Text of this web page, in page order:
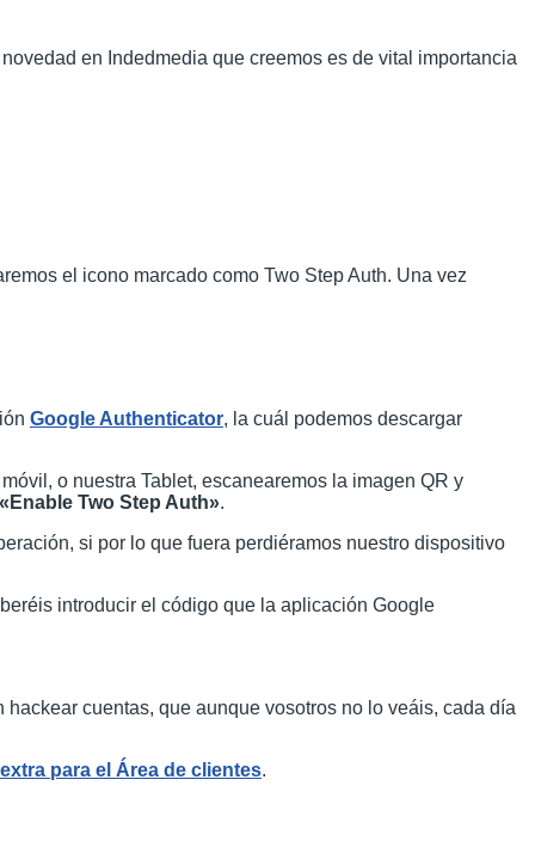
en Indedmedia que creemos es de vital importancia
el icono marcado como Two Step Auth. Una vez
Google Authenticator, la cuál podemos descargar
o nuestra Tablet, escanearemos la imagen QR y
«Enable Two Step Auth».
si por lo que fuera perdiéramos nuestro dispositivo
introducir el código que la aplicación Google
cuentas, que aunque vosotros no lo veáis, cada día
para el Área de clientes.